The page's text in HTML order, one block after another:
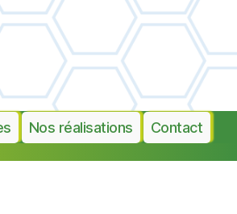
Nos réalisations Contact